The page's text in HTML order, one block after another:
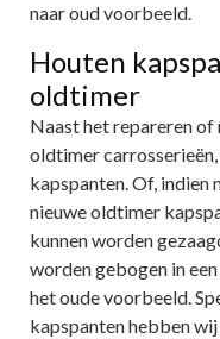
naar oud voorbeeld.
Houten
oldtimer
Naast het repareren of
oldtimer
kapspanten. Of,
nieuwe oldtimer
kunnen worden
worden gebogen in
het oude voorbeeld.
kapspanten hebben